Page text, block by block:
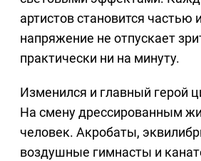
артистов становится частью
напряжение не отпускает
практически ни на минуту.
Изменился и главный герой
На смену дрессированным
человек. Акробаты,
воздушные гимнасты и